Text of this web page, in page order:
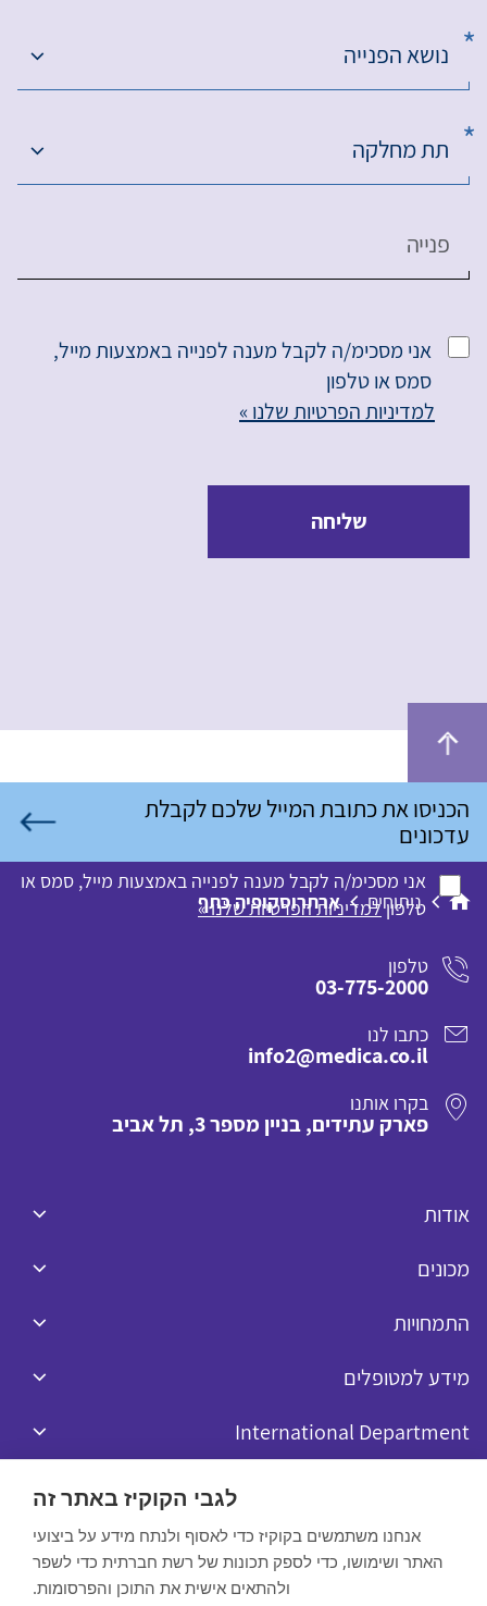
לגבי הקוקיז באתר זה
אנחנו משתמשים בקוקיז כדי לאסוף ולנתח מידע על ביצועי
האתר ושימושו, כדי לספק תכונות של רשת חברתית כדי לשפר
ולהתאים אישית את התוכן והפרסומות.
נושא הפנייה
תת מחלקה
פנייה
אני מסכימ/ה לקבל מענה לפנייה באמצעות מייל,
סמס או טלפון
למדיניות הפרטיות שלנו »
שליחה
אני מסכימ/ה לקבל מענה לפנייה באמצעות מייל, סמס או
טלפוןלמדיניות הפרטיות שלנו »ניתוחים ארתרוסקופיה כתף
טלפון
03-775-2000
כתבו לנו
info2@medica.co.il
בקרו אותנו
פארק עתידים, בניין מספר 3, תל אביב
אודות
מכונים
התמחויות
מידע למטופלים
International Department
כל הזכויות שמורות לרפאל © 2020